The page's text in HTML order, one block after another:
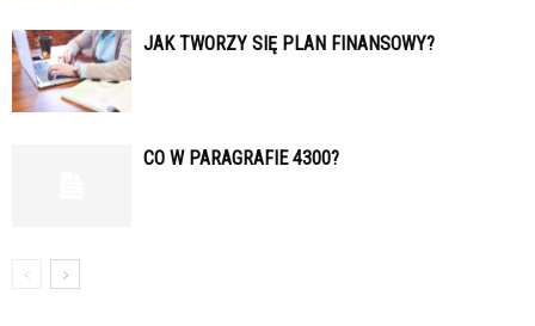
JAK TWORZY SIĘ PLAN FINANSOWY?
CO W PARAGRAFIE 4300?